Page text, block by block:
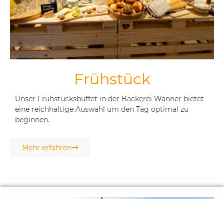
Frühstück
Unser Frühstücksbuffet in der Bäckerei Wanner bietet
eine reichhaltige Auswahl um den Tag optimal zu
beginnen.
Mehr erfahren